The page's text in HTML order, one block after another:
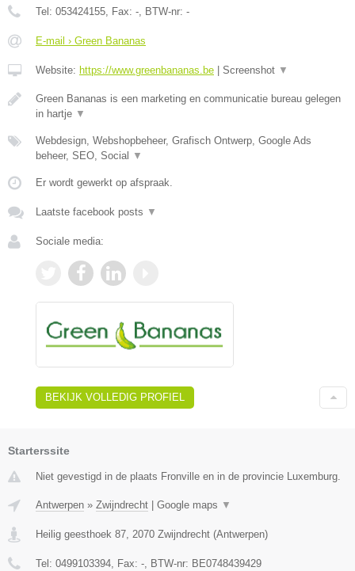
Tel: 053424155 , Fax: - , BTW-nr: -
E-mail › Green Bananas
Website: https://www.greenbananas.be Screenshot ▼
Green Bananas is een marketing en communicatie bureau gelegen
in hartje ▼
Webdesign, Webshopbeheer, Grafisch Ontwerp, Google Ads
beheer, SEO, Social
▼
Er wordt gewerkt op afspraak.
Laatste facebook posts ▼
Sociale media:
BEKIJK VOLLEDIG PROFIEL
Starterssite
Niet gevestigd in de plaats Fronville en in de provincie Luxemburg.
Antwerpen » Zwijndrecht Google maps ▼
Heilig geesthoek 87, 2070 Zwijndrecht (Antwerpen)
Tel: 0499103394, Fax: -, BTW-nr: BE0748439429